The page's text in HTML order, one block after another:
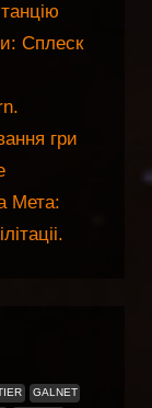
Сплеск
гри
Мета:
GALNET